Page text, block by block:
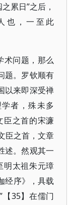
累日”之后，
也，一至此
术问题，那么
题。罗钦顺有
以来即深受禅
者，殊未多
臣之首的宋濂
臣之首，文章
述。然观其一
明太祖朱元璋
经序》，具载
35】在儒门